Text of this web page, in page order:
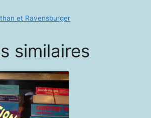
Découvrir
le
et Ravensburger
similaires